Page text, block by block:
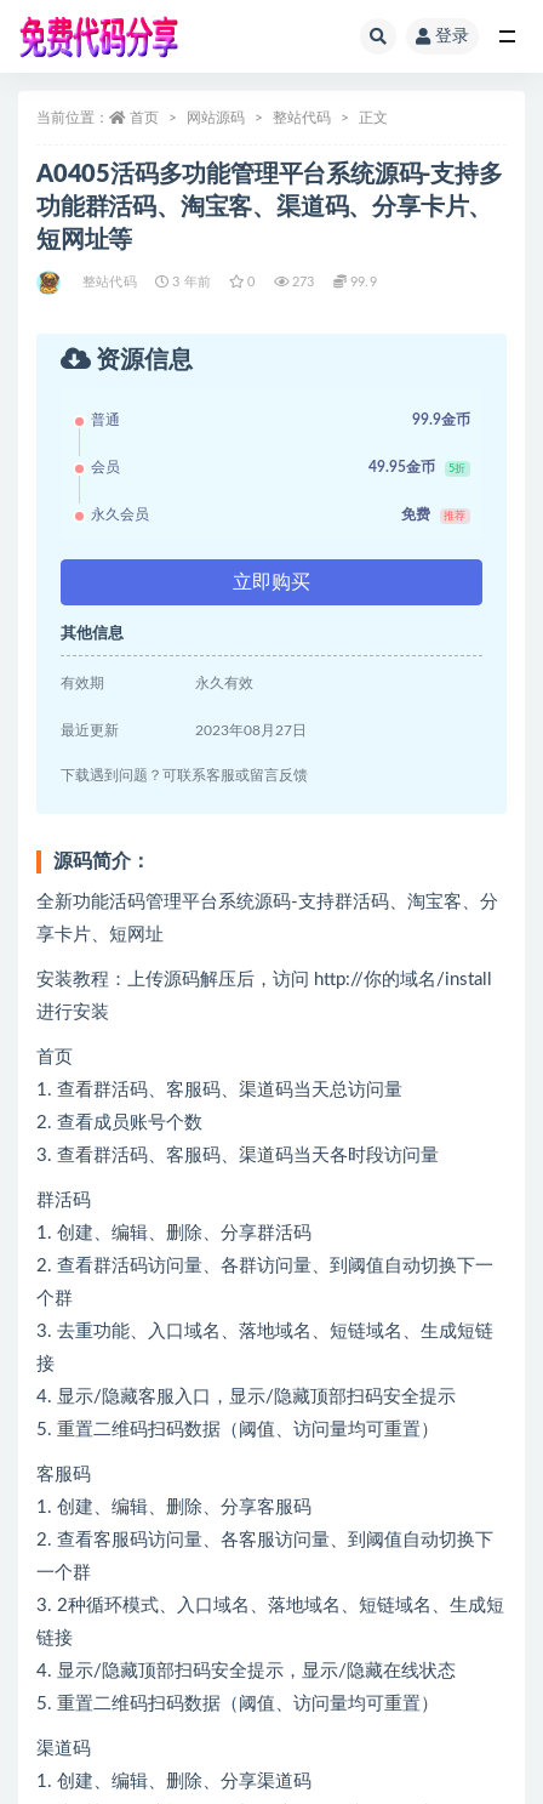
登录
当前位置： 首页 网站源码 整站代码 正文
A0405活码多功能管理平台系统源码-支持多
功能群活码、淘宝客、渠道码、分享卡片、
短网址等
整站代码 3 年前 0 273 99.9
资源信息
普通 99.9金币
会员 49.95金币 5折
永久会员 免费 推荐
立即购买
其他信息
有效期 永久有效
最近更新 2023年08月27日
下载遇到问题？可联系客服或留言反馈
源码简介：
全新功能活码管理平台系统源码-支持群活码、淘宝客、分
享卡片、短网址
安装教程：上传源码解压后，访问 http://你的域名/install
进行安装
首页
1. 查看群活码、客服码、渠道码当天总访问量
2. 查看成员账号个数
3. 查看群活码、客服码、渠道码当天各时段访问量
群活码
1. 创建、编辑、删除、分享群活码
2. 查看群活码访问量、各群访问量、到阈值自动切换下一
个群
3. 去重功能、入口域名、落地域名、短链域名、生成短链
接
4. 显示/隐藏客服入口，显示/隐藏顶部扫码安全提示
5. 重置二维码扫码数据（阈值、访问量均可重置）
客服码
1. 创建、编辑、删除、分享客服码
2. 查看客服码访问量、各客服访问量、到阈值自动切换下
一个群
3. 2种循环模式、入口域名、落地域名、短链域名、生成短
链接
4. 显示/隐藏顶部扫码安全提示，显示/隐藏在线状态
5. 重置二维码扫码数据（阈值、访问量均可重置）
渠道码
1. 创建、编辑、删除、分享渠道码